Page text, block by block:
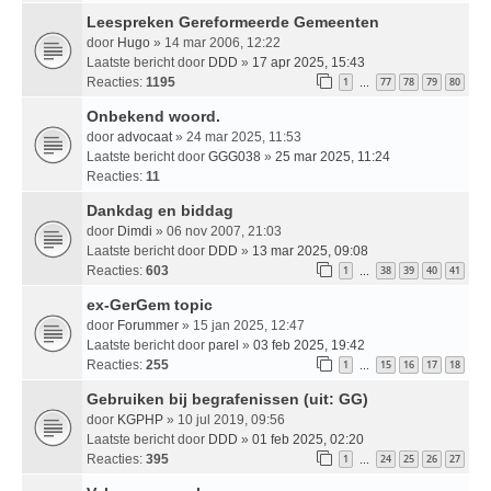
Leespreken Gereformeerde Gemeenten
door Hugo » 14 mar 2006, 12:22
Laatste bericht door DDD » 17 apr 2025, 15:43
Reacties: 1195 1 … 77 78 79 80
Onbekend woord.
door advocaat » 24 mar 2025, 11:53
Laatste bericht door GGG038 » 25 mar 2025, 11:24
Reacties: 11
Dankdag en biddag
door Dimdi » 06 nov 2007, 21:03
Laatste bericht door DDD » 13 mar 2025, 09:08
Reacties: 603 1 … 38 39 40 41
ex-GerGem topic
door Forummer » 15 jan 2025, 12:47
Laatste bericht door parel » 03 feb 2025, 19:42
Reacties: 255 1 … 15 16 17 18
Gebruiken bij begrafenissen (uit: GG)
door KGPHP » 10 jul 2019, 09:56
Laatste bericht door DDD » 01 feb 2025, 02:20
Reacties: 395 1 … 24 25 26 27